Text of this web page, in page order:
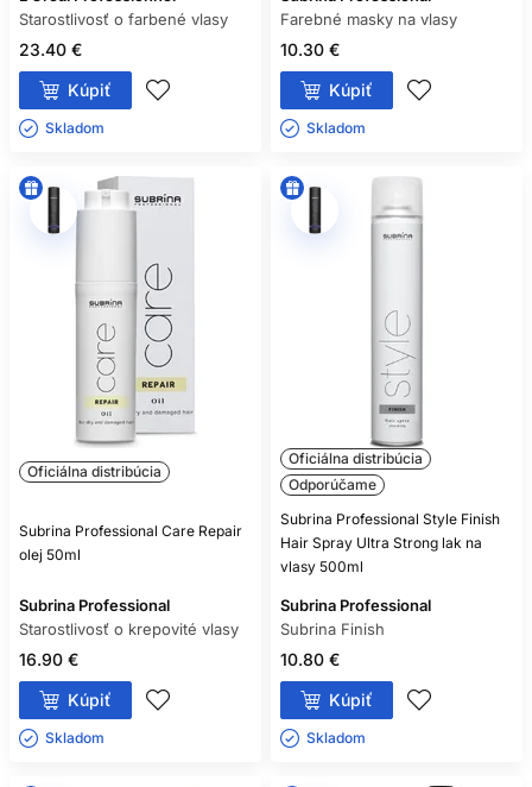
Starostlivosť o farbené vlasy
23.40 €
Kúpiť
Skladom ㅤ
Farebné masky na vlasy
10.30 €
Kúpiť
Skladom ㅤ
Oficiálna distribúcia
Subrina Professional Care Repair
olej 50ml
Subrina Professional
Starostlivosť o krepovité vlasy
16.90 €
Kúpiť
Skladom ㅤ
Oficiálna distribúcia
Odporúčame
Subrina Professional Style Finish
Hair Spray Ultra Strong lak na
vlasy 500ml
Subrina Professional
Subrina Finish
10.80 €
Kúpiť
Skladom ㅤ